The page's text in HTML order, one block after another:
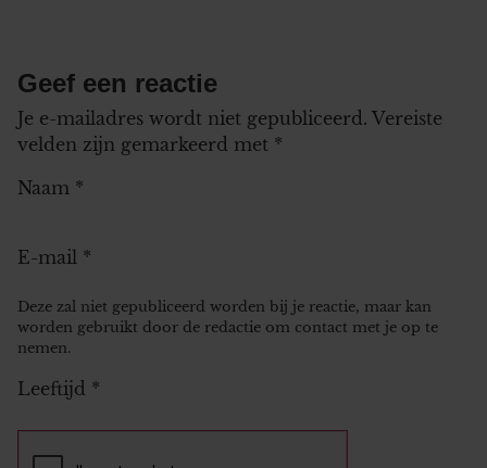
Geef een reactie
Je e-mailadres wordt niet gepubliceerd. Vereiste
velden zijn gemarkeerd met *
Naam *
E-mail *
Deze zal niet gepubliceerd worden bij je reactie, maar kan
worden gebruikt door de redactie om contact met je op te
nemen.
Leeftijd *